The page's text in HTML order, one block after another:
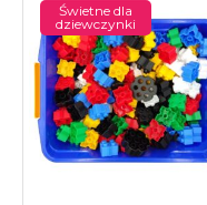
Świetne dla
dziewczynki